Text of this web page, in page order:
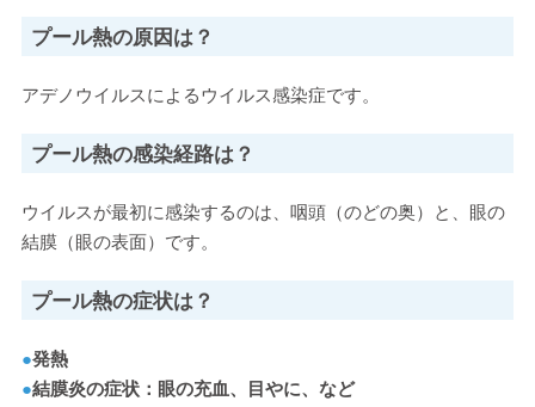
プール熱の原因は？
アデノウイルスによるウイルス感染症です。
プール熱の感染経路は？
ウイルスが最初に感染するのは、咽頭（のどの奥）と、眼の
結膜（眼の表面）です。
プール熱の症状は？
●発熱
●結膜炎の症状：眼の充血、目やに、など